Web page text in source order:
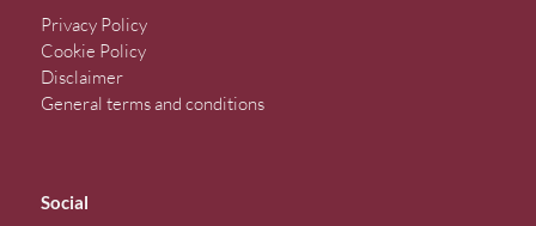
Privacy Policy
Cookie Policy
Disclaimer
General terms and conditions
Social